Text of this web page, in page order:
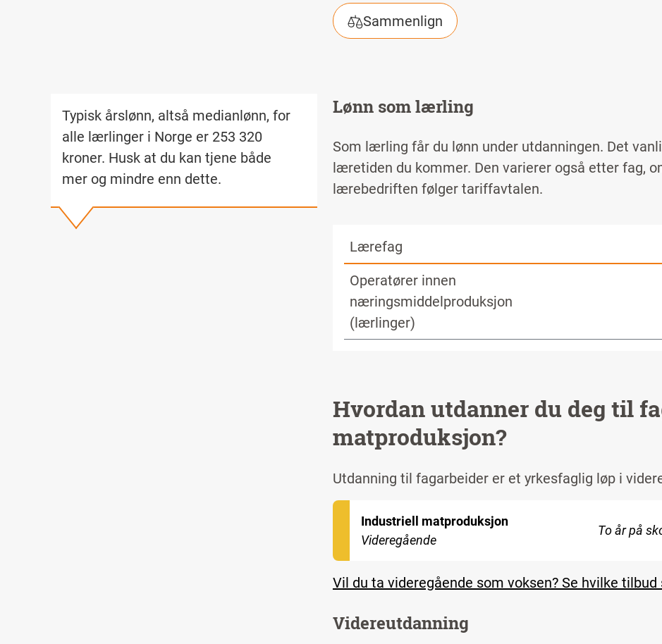
Lønn som lærling
Som lærling får du lønn under utdanningen. Det
læretiden du kommer. Den varierer også etter fag,
lærebedriften følger tariffavtalen.
Lærefag
Operatører innen
næringsmiddelproduksjon
(lærlinger)
Typisk årslønn, altså medianlønn, for
alle lærlinger i Norge er 253 320
kroner. Husk at du kan tjene både
mer og mindre enn dette.
Sammenlign
Hvordan utdanner du deg til
matproduksjon?
Utdanning til fagarbeider er et yrkesfaglig løp i
Industriell matproduksjon
Videregående
To år på
Vil du ta videregående som voksen? Se hvilke tilbud
Videreutdanning